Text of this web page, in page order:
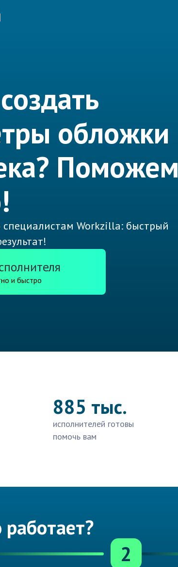
обложки
Поможем
специалистам Workzilla: быстрый
и быстро
885 тыс.
исполнителей готовы
помочь вам
работает?
2